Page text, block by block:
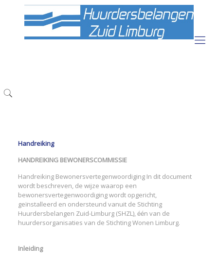
Handreiking
HANDREIKING BEWONERSCOMMISSIE
Handreiking Bewonersvertegenwoordiging In dit document
wordt beschreven, de wijze waarop een
bewonersvertegenwoordiging wordt opgericht,
geïnstalleerd en ondersteund vanuit de Stichting
Huurdersbelangen Zuid-Limburg (SHZL), één van de
huurdersorganisaties van de Stichting Wonen Limburg.
Inleiding